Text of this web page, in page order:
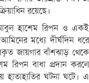
রয়েছে।
আবুল হাশেম রিপন ও একই
মধ্যে দীর্ঘদিন ধরে
জায়গার বাঁশঝাড় থেকে
বাধা প্রদান করলে
হাতাহাতির ঘটনা ঘটে। এ